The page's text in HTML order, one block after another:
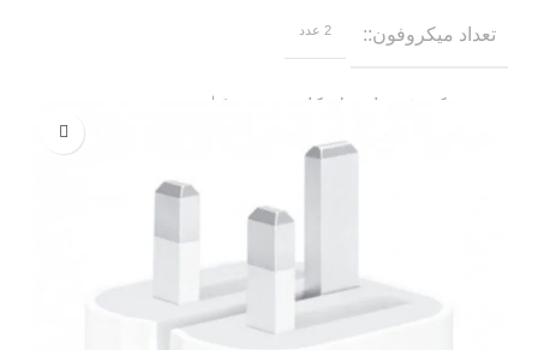
تعداد میکروفون 2 عدد
نوع میکروفون از نظر کاربرد یقه‌ای
Lightning
USB Type-C